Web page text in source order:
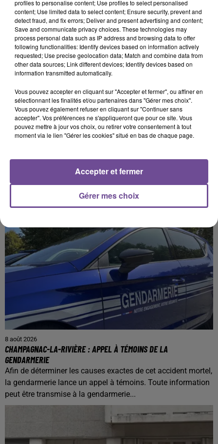
Cet élément est masqué compte-tenu du refus du
dépôt de cookies que vous avez exprimé. Si vous
souhaitez l'afficher, merci de nous donner votre accord
Afficher l'élément
PRÈS DE CHEZ VOUS
8 août 2026
CHAMPAGNAC-LA-RIVIÈRE : APPEL À TÉMOINS DE LA
GENDARMERIE
Afin de déterminer les causes exactes de cet accident mortel,
la gendarmerie lance un appel à témoins. Toute information
peut être transmise à la gendarmerie...
profiles to personalise content; Use profiles to select personalised
content; Use limited data to select content; Ensure security, prevent and
detect fraud, and fix errors; Deliver and present advertising and content;
Save and communicate privacy choices. These technologies may
process personal data such as IP address and browsing data to offer
following functionalities: Identify devices based on information actively
requested; Use precise geolocation data; Match and combine data from
other data sources; Link different devices; Identify devices based on
information transmitted automatically.
Vous pouvez accepter en cliquant sur "Accepter et fermer", ou affiner en
sélectionnant les finalités et/ou partenaires dans "Gérer mes choix".
Vous pouvez également refuser en cliquant sur "Continuer sans
accepter". Vos préférences ne s'appliqueront que pour ce site. Vous
pouvez mettre à jour vos choix, ou retirer votre consentement à tout
moment via le lien "Gérer les cookies" situé en bas de chaque page.
Gérer mes choix
Accepter et fermer